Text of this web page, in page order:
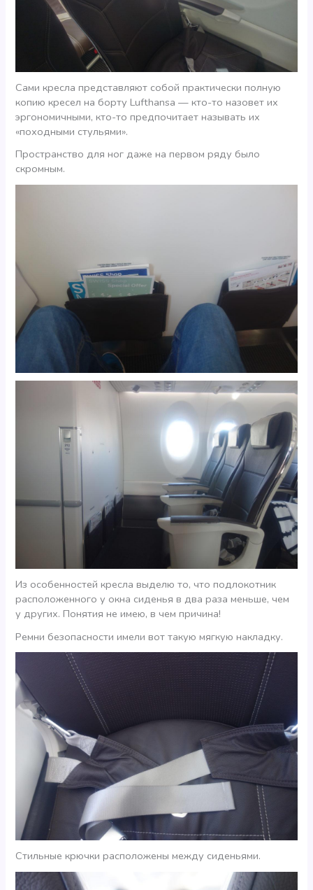
Сами кресла представляют собой практически полную
копию кресел на борту Lufthansa — кто-то назовет их
эргономичными, кто-то предпочитает называть их
«походными стульями».
Пространство для ног даже на первом ряду было
скромным.
Из особенностей кресла выделю то, что подлокотник
расположенного у окна сиденья в два раза меньше, чем
у других. Понятия не имею, в чем причина!
Ремни безопасности имели вот такую мягкую накладку.
Стильные крючки расположены между сиденьями.